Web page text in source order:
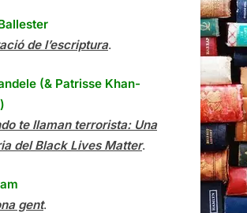
de l’escriptura.
(& Patrisse Khan-
te llaman terrorista: Una
del Black Lives Matter.
gent.